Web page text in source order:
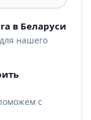
в Беларуси
нашего
с